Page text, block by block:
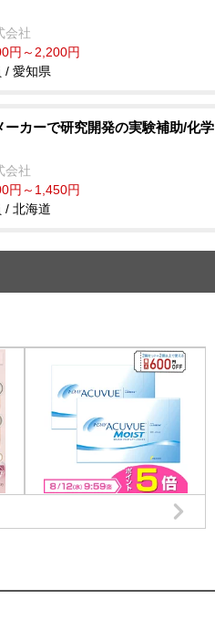
会社
円～2,200円
/ 愛知県
ーカーで研究開発の実験補助/化学
会社
円～1,450円
/ 北海道